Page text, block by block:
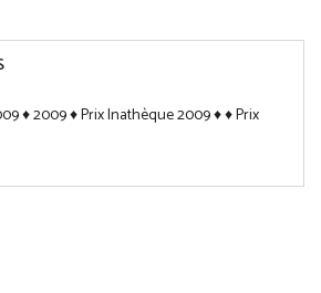
♦ 2009 ♦ Prix Inathèque 2009 ♦ ♦ Prix